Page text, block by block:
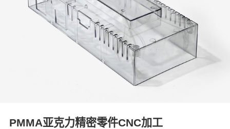
PMMA亚克力精密零件CNC加工